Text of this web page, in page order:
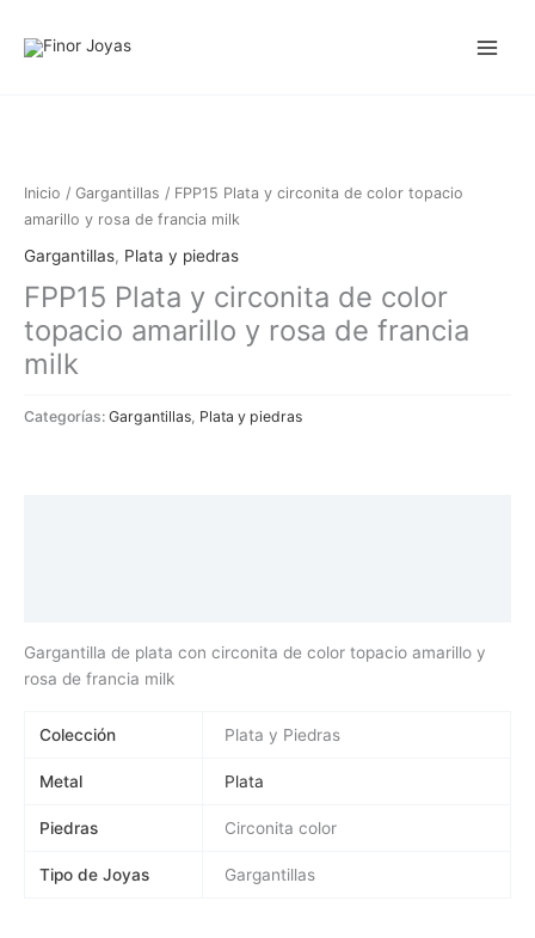
Inicio / Gargantillas / FPP15 Plata y circonita de color topacio
amarillo y rosa de francia milk
Gargantillas, Plata y piedras
FPP15 Plata y circonita de color
topacio amarillo y rosa de francia
milk
Categorías: Gargantillas Plata y piedras
Gargantilla de plata con circonita de color topacio amarillo y
rosa de francia milk
Colección Plata y Piedras
Metal Plata
Piedras Circonita color
Tipo de Joyas Gargantillas